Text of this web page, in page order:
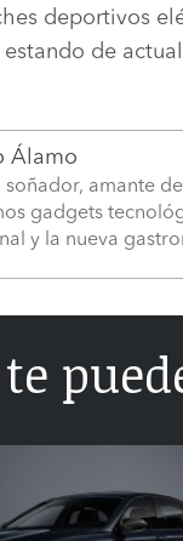
deportivos
de
Álamo
soñador, amante
gadgets
y la nueva